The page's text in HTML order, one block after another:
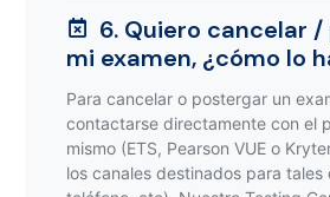
6. Quiero cancelar
mi examen, ¿cómo lo
Para cancelar o postergar un
contactarse directamente con el
mismo (ETS, Pearson VUE o
los canales destinados para tales